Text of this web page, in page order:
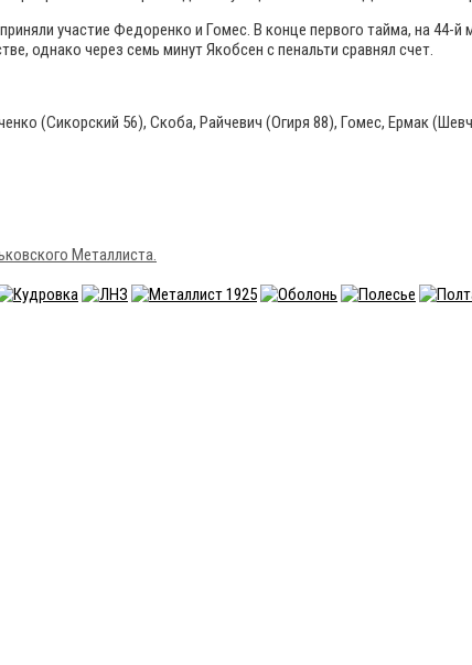
участие Федоренко и Гомес. В конце первого тайма, на 44-
однако через семь минут Якобсен с пенальти сравнял счет.
(Сикорский 56), Скоба, Райчевич (Огиря 88), Гомес, Ермак
Металлиста.